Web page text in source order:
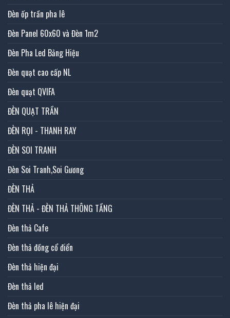
Đèn ốp trần pha lê
Đèn Panel 60x60 và Đèn 1m2
Đèn Pha Led Bảng Hiệu
Đèn quạt cao cấp NL
Đèn quạt QVIFA
ĐÈN QUẠT TRẦN
ĐÈN RỌI - THANH RAY
ĐÈN SOI TRANH
Đèn Soi Tranh,Soi Gương
ĐÈN THẢ
ĐÈN THẢ - ĐÈN THẢ THÔNG TẦNG
Đèn thả Cafe
Đèn thả đồng cổ điển
Đèn thả hiện đại
Đèn thả led
Đèn thả pha lê hiện đại